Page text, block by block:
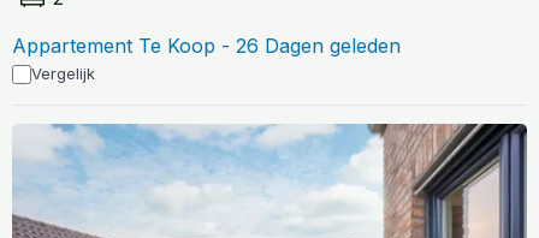
Appartement Te Koop - 26 Dagen geleden
Vergelijk